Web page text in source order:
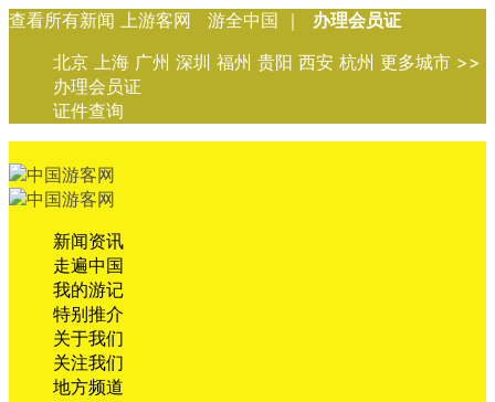
查看所有新闻 上游客网 游全中国 ｜
办理会员证
北京 上海 广州 深圳 福州 贵阳 西安 杭州 更多城市 >>
办理会员证
证件查询
新闻资讯
走遍中国
我的游记
特别推介
关于我们
关注我们
地方频道